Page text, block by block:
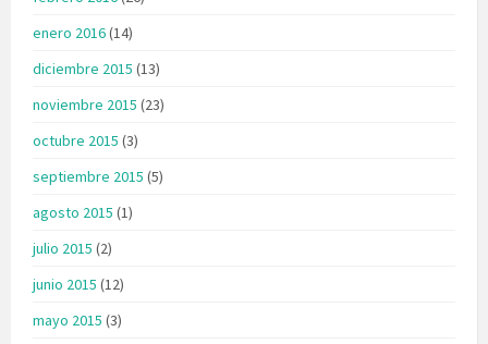
enero 2016(14)
diciembre 2015 (13)
noviembre 2015 (23)
octubre 2015 (3)
septiembre 2015 (5)
agosto 2015 (1)
julio 2015 (2)
junio 2015 (12)
mayo 2015 (3)